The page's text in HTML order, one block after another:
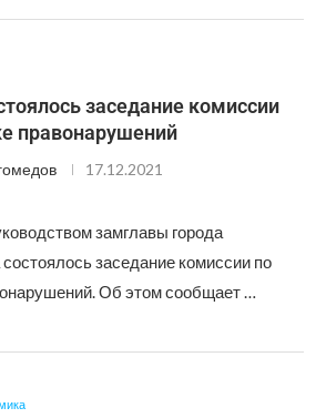
заседание комиссии
правонарушений
17.12.2021
замглавы города
заседание комиссии по
Об этом сообщает …